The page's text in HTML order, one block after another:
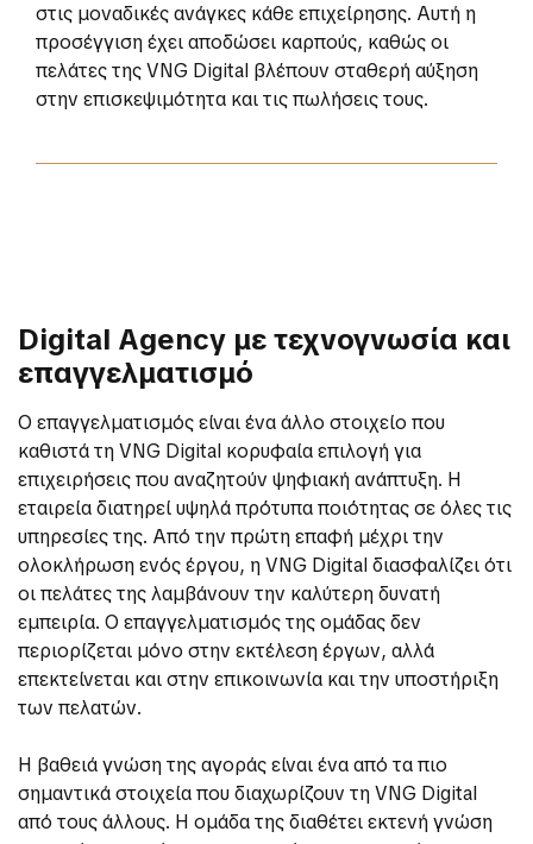
στις μοναδικές ανάγκες κάθε επιχείρησης. Αυτή η
προσέγγιση έχει αποδώσει καρπούς, καθώς οι
πελάτες της VNG Digital βλέπουν σταθερή αύξηση
στην επισκεψιμότητα και τις πωλήσεις τους.
Digital Agency με τεχνογνωσία και
επαγγελματισμό
Ο επαγγελματισμός είναι ένα άλλο στοιχείο που
καθιστά τη VNG Digital κορυφαία επιλογή για
επιχειρήσεις που αναζητούν ψηφιακή ανάπτυξη. Η
εταιρεία διατηρεί υψηλά πρότυπα ποιότητας σε όλες τις
υπηρεσίες της. Από την πρώτη επαφή μέχρι την
ολοκλήρωση ενός έργου, η VNG Digital διασφαλίζει ότι
οι πελάτες της λαμβάνουν την καλύτερη δυνατή
εμπειρία. Ο επαγγελματισμός της ομάδας δεν
περιορίζεται μόνο στην εκτέλεση έργων, αλλά
επεκτείνεται και στην επικοινωνία και την υποστήριξη
των πελατών.
Η βαθειά γνώση της αγοράς είναι ένα από τα πιο
σημαντικά στοιχεία που διαχωρίζουν τη VNG Digital
από τους άλλους. Η ομάδα της διαθέτει εκτενή γνώση